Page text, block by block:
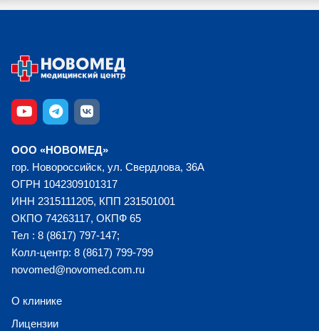
ООО «НОВОМЕД»
гор. Новороссийск, ул. Свердлова, 36А
ОГРН 1042309101317
ИНН 2315111205, КПП 231501001
ОКПО 74263117, ОКПФ 65
Тел : 8 (8617) 797-147;
Колл-центр: 8 (8617) 799-799
novomed@novomed.com.ru
О клинике
Лицензии